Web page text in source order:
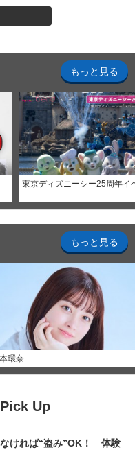
もっと見る
東京ディズニーシー25周年イ
もっと見る
環奈
Up
ければ“盗み”OK！ 体験